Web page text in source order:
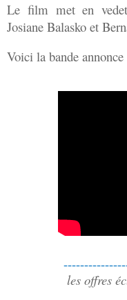
Le film met en
Josiane Balasko et
Voici la bande annonce
les offres